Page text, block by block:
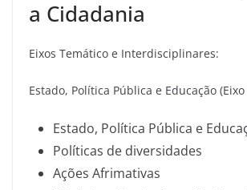
a Cidadania
Eixos Temático e Interdisciplinares:
Estado, Política Pública e Educação (Eixo
Estado, Política Pública e
Políticas de diversidades
Ações Afrimativas